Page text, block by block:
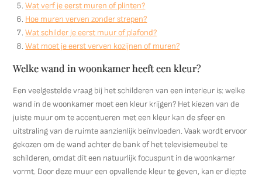
Wat verf je eerst muren of plinten?
Hoe muren verven zonder strepen?
Wat schilder je eerst muur of plafond?
Wat moet je eerst verven kozijnen of muren?
Welke wand in woonkamer heeft een kleur?
Een veelgestelde vraag bij het schilderen van een interieur is: welke
wand in de woonkamer moet een kleur krijgen? Het kiezen van de
juiste muur om te accentueren met een kleur kan de sfeer en
uitstraling van de ruimte aanzienlijk beïnvloeden. Vaak wordt ervoor
gekozen om de wand achter de bank of het televisiemeubel te
schilderen, omdat dit een natuurlijk focuspunt in de woonkamer
vormt. Door deze muur een opvallende kleur te geven, kan er diepte